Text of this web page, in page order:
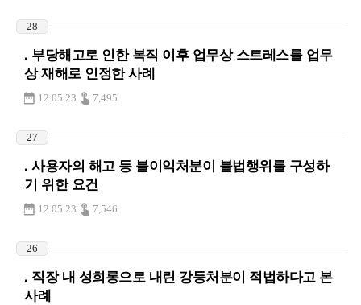
28
. 부당해고로 인한 복직 이후 업무상 스트레스를 업무
상 재해로 인정한 사례
12.05.23 7,495
27
. 사용자의 해고 등 불이익처분이 불법행위를 구성하
기 위한 요건
12.05.23 7,546
26
. 직장 내 성희롱으로 내린 강등처분이 적법하다고 본
사례